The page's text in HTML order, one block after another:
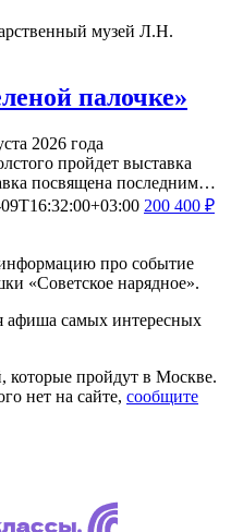
музей Л.Н.
палочке»
2026 года
пройдет выставка
посвящена последним…
200 400 ₽
про событие
«Советское нарядное».
афиша самых интересных
которые пройдут в Москве.
нет на сайте, сообщите